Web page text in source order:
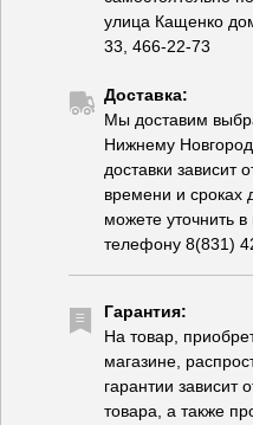
улица Кащенко
33, 466-22-73
Доставка:
Мы доставим
Нижнему
доставки зависит
времени и сроках
можете уточнить
телефону 8(831)
Гарантия:
На товар,
магазине,
гарантии зависит
товара, а также